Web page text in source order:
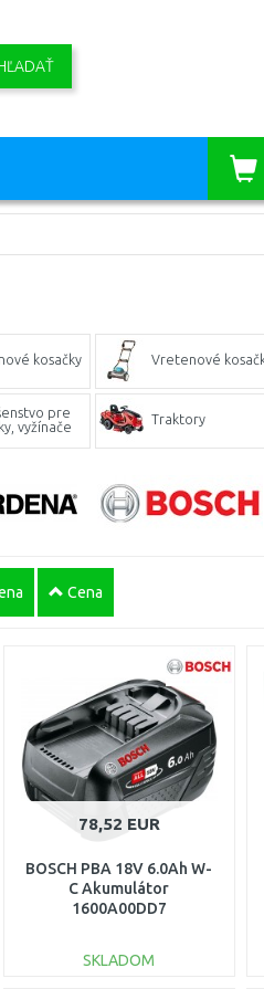
kosačky Vretenové
pre
vyžínače
Traktory
Cena
78,52 EUR
BOSCH PBA 18V 6.0Ah W-
C Akumulátor
1600A00DD7
SKLADOM